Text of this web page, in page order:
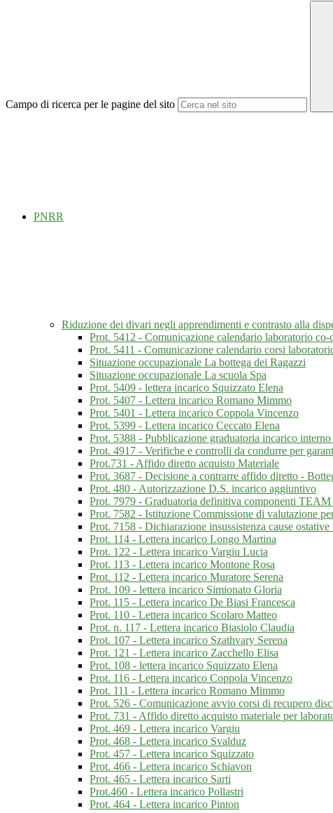
Campo di ricerca per le pagine del sito
PNRR
Riduzione dei divari negli apprendimenti e contrasto alla
Prot. 5412 - Comunicazione calendario laboratorio
Prot. 5411 - Comunicazione calendario corsi
Situazione occupazionale La bottega dei Ragazzi
Situazione occupazionale La scuola Spa
Prot. 5409 - lettera incarico Squizzato Elena
Prot. 5407 - Lettera incarico Romano Mimmo
Prot. 5401 - Lettera incarico Coppola Vincenzo
Prot. 5399 - Lettera incarico Ceccato Elena
Prot. 5388 - Pubblicazione graduatoria incarico interno
Prot. 4917 - Verifiche e controlli da condurre per
Prot.731 - Affido diretto acquisto Materiale
Prot. 3687 - Decisione a contrarre affido diretto -
Prot. 480 - Autorizzazione D.S. incarico aggiuntivo
Prot. 7979 - Graduatoria definitiva componenti
Prot. 7582 - Istituzione Commissione di valutazione
Prot. 7158 - Dichiarazione insussistenza cause
Prot. 114 - Lettera incarico Longo Martina
Prot. 122 - Lettera incarico Vargiu Lucia
Prot. 113 - Lettera incarico Montone Rosa
Prot. 112 - Lettera incarico Muratore Serena
Prot. 109 - lettera incarico Simionato Gloria
Prot. 115 - Lettera incarico De Biasi Francesca
Prot. 110 - Lettera incarico Scolaro Matteo
Prot. n. 117 - Lettera incarico Biasiolo Claudia
Prot. 107 - Lettera incarico Szathvary Serena
Prot. 121 - Lettera incarico Zacchello Elisa
Prot. 108 - lettera incarico Squizzato Elena
Prot. 116 - Lettera incarico Coppola Vincenzo
Prot. 111 - Lettera incarico Romano Mimmo
Prot. 526 - Comunicazione avvio corsi di recupero
Prot. 731 - Affido diretto acquisto materiale per
Prot. 469 - Lettera incarico Vargiu
Prot. 468 - Lettera incarico Svalduz
Prot. 457 - Lettera incarico Squizzato
Prot. 466 - Lettera incarico Schiavon
Prot. 465 - Lettera incarico Sarti
Prot.460 - Lettera incarico Pollastri
Prot. 464 - Lettera incarico Pinton